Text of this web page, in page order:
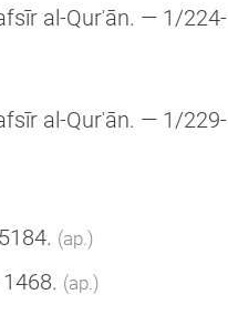
al-Qurʾān. — 1/224-
al-Qurʾān. — 1/229-
(ар.)
(ар.)